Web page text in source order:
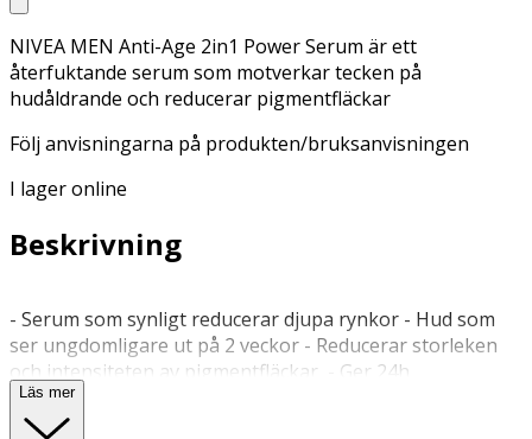
NIVEA MEN Anti-Age 2in1 Power Serum är ett
återfuktande serum som motverkar tecken på
hudåldrande och reducerar pigmentfläckar
Följ anvisningarna på produkten/bruksanvisningen
I lager online
Beskrivning
- Serum som synligt reducerar djupa rynkor - Hud som
ser ungdomligare ut på 2 veckor - Reducerar storleken
och intensiteten av pigmentfläckar - Ger 24h
återfuktning - Ultralätt och snabbabsorberande formula
NIVEA MEN Anti-Age 2in1 Power Serum är ett
Läs mer